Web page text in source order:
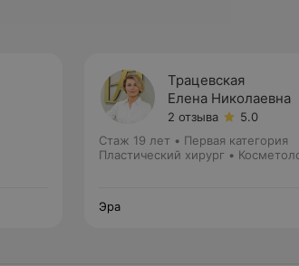
Трацевская
Елена Николаевна
2 отзыва
5.0
Стаж 19 лет • Первая категория
Пластический хирург •
Эра